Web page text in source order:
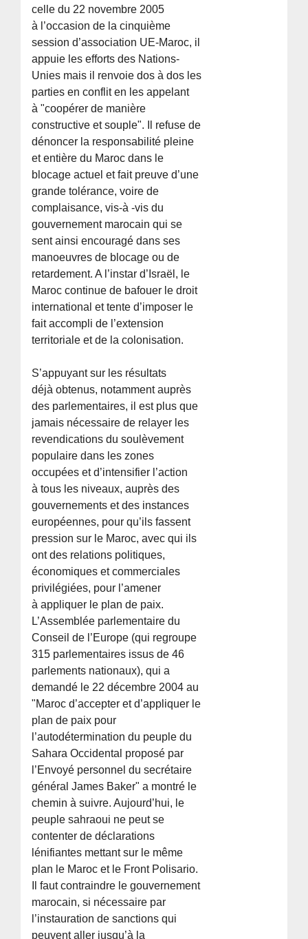
celle du 22 novembre 2005
à l’occasion de la cinquième
session d’association UE-Maroc, il
appuie les efforts des Nations-
Unies mais il renvoie dos à dos les
parties en conflit en les appelant
à "coopérer de manière
constructive et souple". Il refuse de
dénoncer la responsabilité pleine
et entière du Maroc dans le
blocage actuel et fait preuve d’une
grande tolérance, voire de
complaisance, vis-à -vis du
gouvernement marocain qui se
sent ainsi encouragé dans ses
manoeuvres de blocage ou de
retardement. A l’instar d’Israël, le
Maroc continue de bafouer le droit
international et tente d’imposer le
fait accompli de l’extension
territoriale et de la colonisation.
S’appuyant sur les résultats
déjà obtenus, notamment auprès
des parlementaires, il est plus que
jamais nécessaire de relayer les
revendications du soulèvement
populaire dans les zones
occupées et d’intensifier l’action
à tous les niveaux, auprès des
gouvernements et des instances
européennes, pour qu’ils fassent
pression sur le Maroc, avec qui ils
ont des relations politiques,
économiques et commerciales
privilégiées, pour l’amener
à appliquer le plan de paix.
L’Assemblée parlementaire du
Conseil de l’Europe (qui regroupe
315 parlementaires issus de 46
parlements nationaux), qui a
demandé le 22 décembre 2004 au
"Maroc d’accepter et d’appliquer le
plan de paix pour
l’autodétermination du peuple du
Sahara Occidental proposé par
l’Envoyé personnel du secrétaire
général James Baker" a montré le
chemin à suivre. Aujourd’hui, le
peuple sahraoui ne peut se
contenter de déclarations
lénifiantes mettant sur le même
plan le Maroc et le Front Polisario.
Il faut contraindre le gouvernement
marocain, si nécessaire par
l’instauration de sanctions qui
peuvent aller jusqu’à la